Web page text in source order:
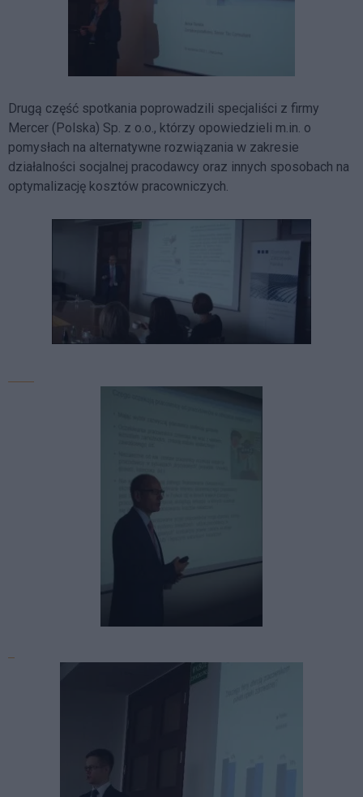
Drugą część spotkania poprowadzili specjaliści z firmy
Mercer (Polska) Sp. z o.o., którzy opowiedzieli m.in. o
pomysłach na alternatywne rozwiązania w zakresie
działalności socjalnej pracodawcy oraz innych sposobach na
optymalizację kosztów pracowniczych.